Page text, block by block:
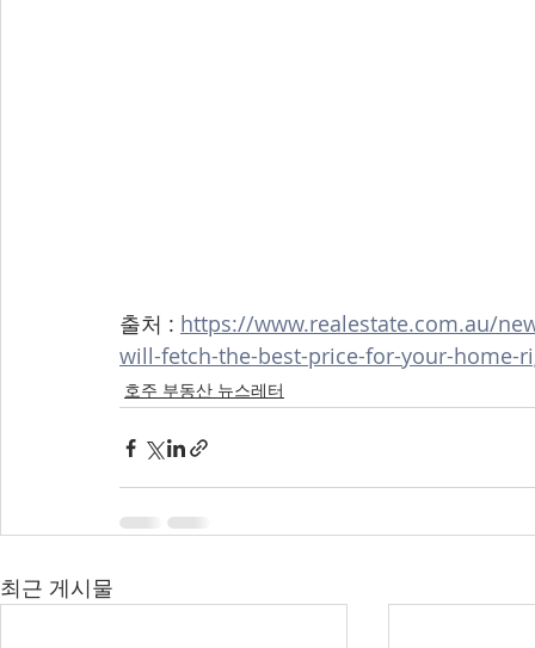
출처 : https://www.realestate.com.au/
will-fetch-the-best-price-for-your-home-
호주 부동산 뉴스레터
최근 게시물